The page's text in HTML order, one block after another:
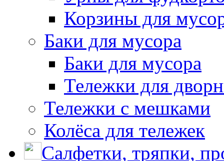
Корзины для
Баки для мусора
Баки для мусора
Тележки для
Тележки с мешками
Колёса для тележек
Салфетки, тряпки,